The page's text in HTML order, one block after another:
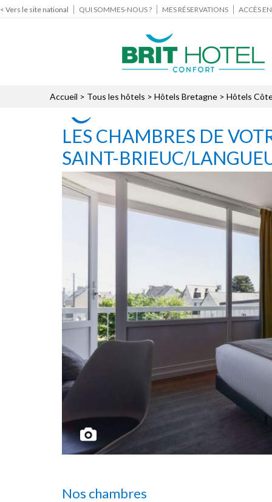
< Vers le site national QUI SOMMES-NOUS ? MES RÉSERVATIONS ACCÈS
Accueil > Tous les hôtels > Hôtels Bretagne > Hôtels
LES CHAMBRES DE
SAINT-BRIEUC/
Nos chambres